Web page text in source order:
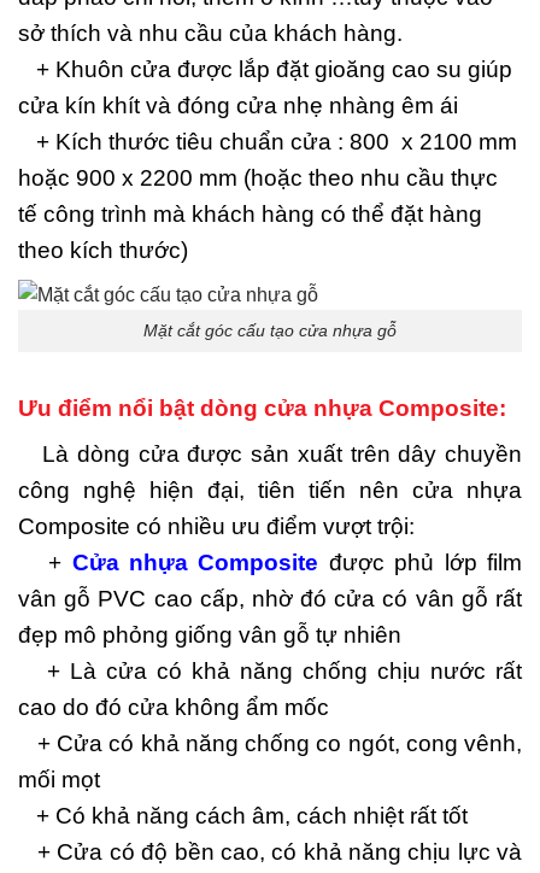
sở thích và nhu cầu của khách hàng.
+ Khuôn cửa được lắp đặt gioăng cao su giúp
cửa kín khít và đóng cửa nhẹ nhàng êm ái
+ Kích thước tiêu chuẩn cửa : 800 x 2100 mm
hoặc 900 x 2200 mm (hoặc theo nhu cầu thực
tế công trình mà khách hàng có thể đặt hàng
theo kích thước)
Mặt cắt góc cấu tạo cửa nhựa gỗ
Ưu điểm nổi bật dòng cửa nhựa Composite:
Là dòng cửa được sản xuất trên dây chuyền
công nghệ hiện đại, tiên tiến nên cửa nhựa
Composite có nhiều ưu điểm vượt trội:
+ Cửa nhựa Composite được phủ lớp film
vân gỗ PVC cao cấp, nhờ đó cửa có vân gỗ rất
đẹp mô phỏng giống vân gỗ tự nhiên
+ Là cửa có khả năng chống chịu nước rất
cao do đó cửa không ẩm mốc
+ Cửa có khả năng chống co ngót, cong vênh,
mối mọt
+ Có khả năng cách âm, cách nhiệt rất tốt
+ Cửa có độ bền cao, có khả năng chịu lực và